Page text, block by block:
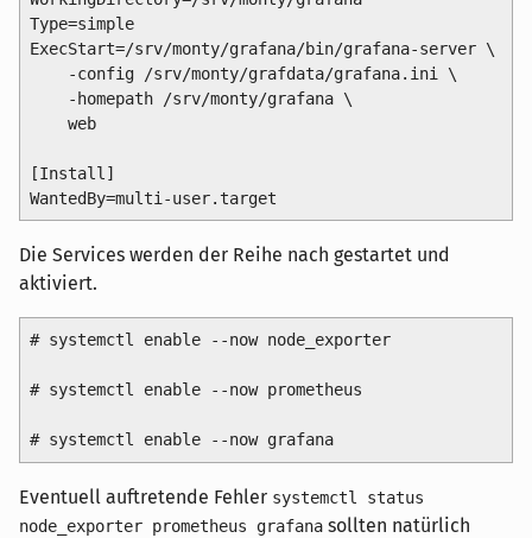
Type=simple
ExecStart=/srv/monty/grafana/bin/grafana-server \
[Install]
Die Services werden der Reihe nach gestartet und
aktiviert.
# systemctl enable --now node_exporter
# systemctl enable --now prometheus
# systemctl enable --now grafana
Eventuell auftretende Fehler systemctl status
node_exporter prometheus grafana sollten natürlich